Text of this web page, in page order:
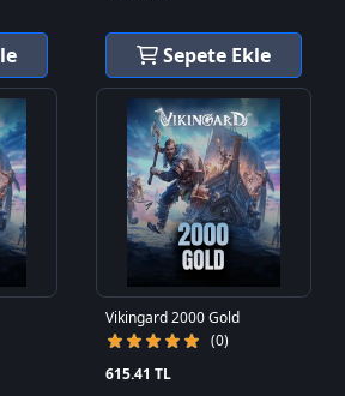
Sepete Ekle
Vikingard 2000 Gold
(0)
615.41 TL